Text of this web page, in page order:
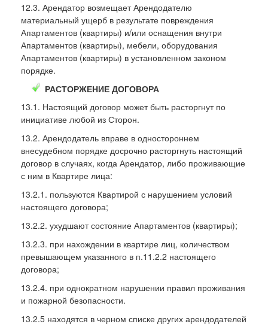
12.3. Арендатор возмещает Арендодателю
материальный ущерб в результате повреждения
Апартаментов (квартиры) и/или оснащения внутри
Апартаментов (квартиры), мебели, оборудования
Апартаментов (квартиры) в установленном законом
порядке.
РАСТОРЖЕНИЕ ДОГОВОРА
13.1. Настоящий договор может быть расторгнут по
инициативе любой из Сторон.
13.2. Арендодатель вправе в одностороннем
внесудебном порядке досрочно расторгнуть настоящий
договор в случаях, когда Арендатор, либо проживающие
с ним в Квартире лица:
13.2.1. пользуются Квартирой с нарушением условий
настоящего договора;
13.2.2. ухудшают состояние Апартаментов (квартиры);
13.2.3. при нахождении в квартире лиц, количеством
превышающем указанного в п.11.2.2 настоящего
договора;
13.2.4. при однократном нарушении правил проживания
и пожарной безопасности.
13.2.5 находятся в черном списке других арендодателей